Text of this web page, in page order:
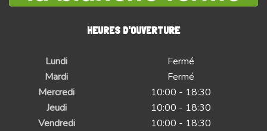
HEURES D'OUVERTURE
Lundi
Fermé
Mardi
Fermé
Mercredi
10:00 - 18:30
Jeudi
10:00 - 18:30
Vendredi
10:00 - 18:30